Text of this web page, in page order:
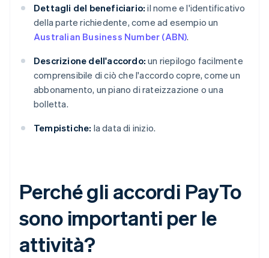
Dettagli del beneficiario: il nome e l'identificativo
della parte richiedente, come ad esempio un
Australian Business Number (ABN).
Descrizione dell'accordo: un riepilogo facilmente
comprensibile di ciò che l'accordo copre, come un
abbonamento, un piano di rateizzazione o una
bolletta.
Tempistiche: la data di inizio.
Perché gli accordi PayTo
sono importanti per le
attività?